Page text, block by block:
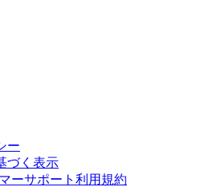
ー
づく表示
ーサポート利用規約